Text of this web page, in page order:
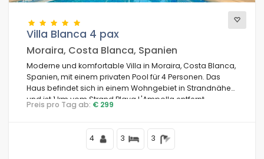
Villa Blanca 4 pax
Moraira, Costa Blanca, Spanien
Moderne und komfortable Villa in Moraira, Costa Blanca,
Spanien, mit einem privaten Pool für 4 Personen. Das
Haus befindet sich in einem Wohngebiet in Strandnähe
und ist 1 km vom Strand Playa L'Ampolla entfernt.
Preis pro Tag ab: € 299
4 3 3